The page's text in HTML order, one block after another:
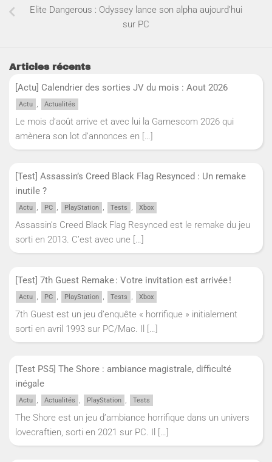
Elite Dangerous : Odyssey lance son alpha aujourd’hui
sur PC
Articles récents
[Actu] Calendrier des sorties JV du mois : Aout 2026
Actu , Actualités
Le mois d’août arrive et avec lui la Gamescom 2026 qui
amènera son lot d’annonces en […]
[Test] Assassin’s Creed Black Flag Resynced : Un remake
inutile ?
Actu , PC , PlayStation , Tests , Xbox
Assassin’s Creed Black Flag Resynced est le remake du jeu
sorti en 2013. C’est avec une […]
[Test] 7th Guest Remake : Votre invitation est arrivée !
Actu , PC , PlayStation , Tests , Xbox
7th Guest est un jeu d’enquête « horrifique » initialement
sorti en avril 1993 sur PC/Mac. Il […]
[Test PS5] The Shore : ambiance magistrale, difficulté
inégale
Actu , Actualités , PlayStation , Tests
The Shore est un jeu d’ambiance horrifique dans un univers
lovecraftien, sorti en 2021 sur PC. Il
[…]